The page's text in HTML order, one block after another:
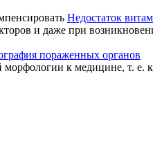
Недостаток
и даже при
пораженных органов
к медицине, т. е.